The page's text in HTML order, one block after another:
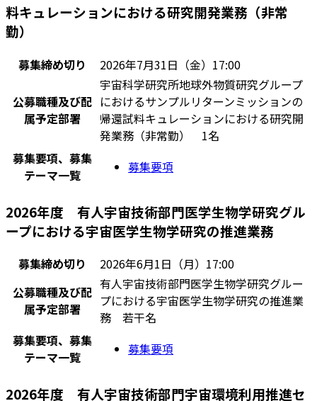
料キュレーションにおける研究開発業務（非常
勤）
募集締め切り 2026年7月31日（金）17:00
公募職種及び配
属予定部署
宇宙科学研究所地球外物質研究グループ
におけるサンプルリターンミッションの
帰還試料キュレーションにおける研究開
発業務（非常勤） 1名
募集要項、募集
テーマ一覧
募集要項
2026年度 有人宇宙技術部門医学生物学研究グル
ープにおける宇宙医学生物学研究の推進業務
募集締め切り
2026年6月1日（月）17:00
公募職種及び配
属予定部署
有人宇宙技術部門医学生物学研究グルー
プにおける宇宙医学生物学研究の推進業
務 若干名
募集要項、募集
テーマ一覧
募集要項
2026年度 有人宇宙技術部門宇宙環境利用推進セ